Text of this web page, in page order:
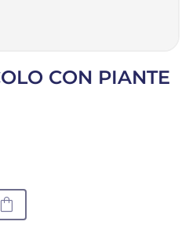
CON PIANTE
shopping_bag